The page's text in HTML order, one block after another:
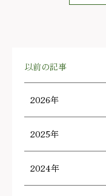
以前の記事
2026年
2025年
2024年